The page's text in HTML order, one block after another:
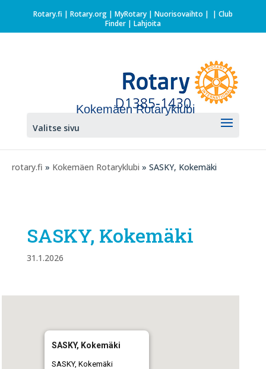
Rotary.fi | Rotary.org| MyRotary | Nuorisovaihto | | Club
Finder| Lahjoita
Kokemäen Rotaryklubi
Valitse sivu
rotary.fi » Kokemäen Rotaryklubi » SASKY, Kokemäki
SASKY, Kokemäki
31.1.2026
SASKY, Kokemäki
SASKY, Kokemäki